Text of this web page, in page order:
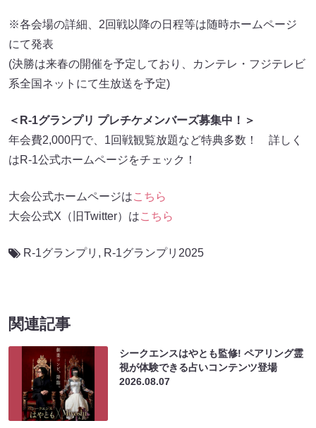
※各会場の詳細、2回戦以降の日程等は随時ホームページ
にて発表
(決勝は来春の開催を予定しており、カンテレ・フジテレビ
系全国ネットにて生放送を予定)
＜R-1グランプリ プレチケメンバーズ募集中！＞
年会費2,000円で、1回戦観覧放題など特典多数！ 詳しく
はR-1公式ホームページをチェック！
大会公式ホームページはこちら
大会公式X（旧Twitter）はこちら
R-1グランプリ , R-1グランプリ2025
関連記事
シークエンスはやとも監修! ペアリング霊
視が体験できる占いコンテンツ登場
2026.08.07